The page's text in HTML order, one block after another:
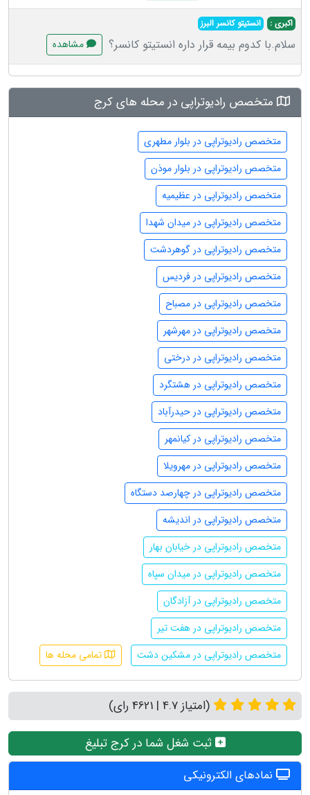
اکبری : انستیتو کانسر البرز
سلام.با کدوم بیمه قرار داره انستیتو کانسر؟ مشاهده
متخصص رادیوتراپی در محله های کرج
متخصص رادیوتراپی در بلوار مطهری
متخصص رادیوتراپی در بلوار موذن
متخصص رادیوتراپی در عظیمیه
متخصص رادیوتراپی در میدان شهدا
متخصص رادیوتراپی در گوهردشت
متخصص رادیوتراپی در فردیس
متخصص رادیوتراپی در مصباح
متخصص رادیوتراپی در مهرشهر
متخصص رادیوتراپی در درختی
متخصص رادیوتراپی در هشتگرد
متخصص رادیوتراپی در حیدرآباد
متخصص رادیوتراپی در کیانمهر
متخصص رادیوتراپی در مهرویلا
متخصص رادیوتراپی در چهارصد دستگاه
متخصص رادیوتراپی در اندیشه
متخصص رادیوتراپی در خیابان بهار
متخصص رادیوتراپی در میدان سپاه
متخصص رادیوتراپی در آزادگان
متخصص رادیوتراپی در هفت تیر
متخصص رادیوتراپی در مشکین دشت
تمامی محله ها
(امتیاز 4.7 | 4621 رای)
ثبت شغل شما در کرج تبلیغ
نمادهای الکترونیکی